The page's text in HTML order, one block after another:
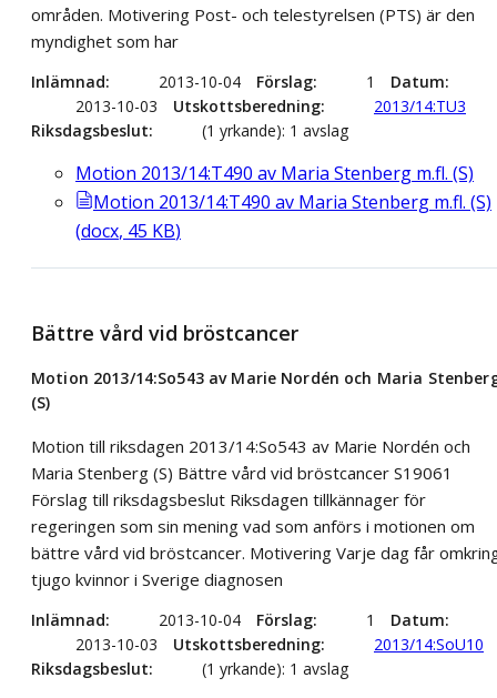
områden. Motivering Post- och telestyrelsen (PTS) är den
myndighet som har
Inlämnad 2013-10-04 Förslag 1
Datum
2013-10-03
Utskottsberedning
2013/14:TU3
Riksdagsbeslut
(1 yrkande): 1 avslag
Motion 2013/14:T490 av Maria Stenberg m.fl. (S)
Motion 2013/14:T490 av Maria Stenberg m.fl. (S)
(docx, 45 KB)
Bättre vård vid bröstcancer
Motion 2013/14:So543 av Marie Nordén och Maria
(S)
Motion till riksdagen 2013/14:So543 av Marie Nordén och
Maria Stenberg (S) Bättre vård vid bröstcancer S19061
Förslag till riksdagsbeslut Riksdagen tillkännager för
regeringen som sin mening vad som anförs i motionen om
bättre vård vid bröstcancer. Motivering Varje dag får
tjugo kvinnor i Sverige diagnosen
Inlämnad 2013-10-04 Förslag 1
Datum
2013-10-03
Utskottsberedning
2013/14:SoU10
Riksdagsbeslut
(1 yrkande): 1 avslag